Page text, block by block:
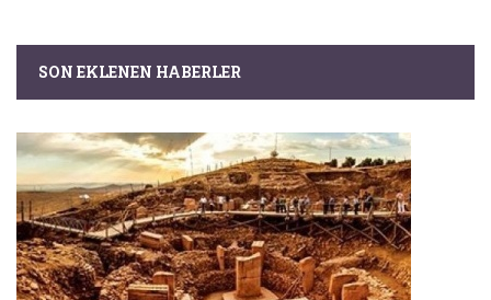
SON EKLENEN HABERLER